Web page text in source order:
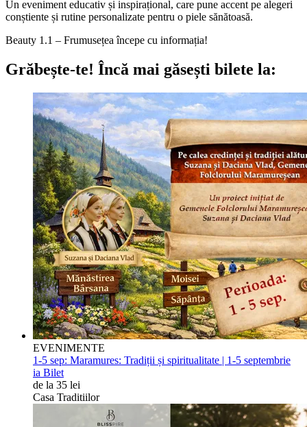
Un eveniment educativ și inspirațional, care pune accent pe alegeri
conștiente și rutine personalizate pentru o piele sănătoasă.
Beauty 1.1 – Frumusețea începe cu informația!
Grăbește-te! Încă mai găsești bilete la:
EVENIMENTE
1-5 sep: Maramures: Tradiții și spiritualitate | 1-5 septembrie
ia Bilet
de la 35 lei
Casa Traditiilor